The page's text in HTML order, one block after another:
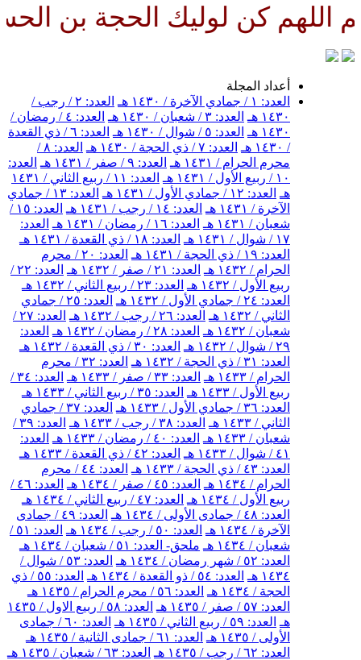
كن لوليك الحجة بن
أعداد المجلة
العدد: ١ / جمادي الآخرة / ١٤٣٠ هـ
العدد: ٢ / رجب /
١٤٣٠ هـ
العدد: ٣ / شعبان / ١٤٣٠ هـ
العدد: ٤ / رمضان /
١٤٣٠ هـ
العدد: ٥ / شوال / ١٤٣٠ هـ
العدد: ٦ / ذي القعدة
/ ١٤٣٠ هـ
العدد: ٧ / ذي الحجة / ١٤٣٠ هـ
العدد: ٨ /
محرم الحرام / ١٤٣١ هـ
العدد: ٩ / صفر / ١٤٣١ هـ
العدد:
١٠ / ربيع الأول / ١٤٣١ هـ
العدد: ١١ / ربيع الثاني / ١٤٣١
هـ العدد: ١٢ / جمادي الأول / ١٤٣١ هـ
العدد: ١٣ / جمادي
الآخرة / ١٤٣١ هـ
العدد: ١٤ / رجب / ١٤٣١ هـ
العدد: ١٥ /
شعبان / ١٤٣١ هـ
العدد: ١٦ / رمضان / ١٤٣١ هـ
العدد:
١٧ / شوال / ١٤٣١ هـ
العدد: ١٨ / ذي القعدة / ١٤٣١ هـ
العدد: ١٩ / ذي الحجة / ١٤٣١ هـ
العدد: ٢٠ / محرم
الحرام / ١٤٣٢ هـ
العدد: ٢١ / صفر / ١٤٣٢ هـ
العدد: ٢٢ /
ربيع الأول / ١٤٣٢ هـ
العدد: ٢٣ / ربيع الثاني / ١٤٣٢ هـ
العدد: ٢٤ / جمادي الأول / ١٤٣٢ هـ
العدد: ٢٥ / جمادي
الثاني / ١٤٣٢ هـ
العدد: ٢٦ / رجب / ١٤٣٢ هـ
العدد: ٢٧ /
شعبان / ١٤٣٢ هـ
العدد: ٢٨ / رمضان / ١٤٣٢ هـ
العدد:
٢٩ / شوال / ١٤٣٢ هـ
العدد: ٣٠ / ذي القعدة / ١٤٣٢ هـ
العدد: ٣١ / ذي الحجة / ١٤٣٢ هـ
العدد: ٣٢ / محرم
الحرام / ١٤٣٣ هـ
العدد: ٣٣ / صفر / ١٤٣٣ هـ
العدد: ٣٤ /
ربيع الأول / ١٤٣٣ هـ
العدد: ٣٥ / ربيع الثاني / ١٤٣٣ هـ
العدد: ٣٦ / جمادي الأول / ١٤٣٣ هـ
العدد: ٣٧ / جمادي
الثاني / ١٤٣٣ هـ
العدد: ٣٨ / رجب / ١٤٣٣ هـ
العدد: ٣٩ /
شعبان / ١٤٣٣ هـ
العدد: ٤٠ / رمضان / ١٤٣٣ هـ
العدد:
٤١ / شوال / ١٤٣٣ هـ
العدد: ٤٢ / ذي القعدة / ١٤٣٣ هـ
العدد: ٤٣ / ذي الحجة / ١٤٣٣ هـ
العدد: ٤٤ / محرم
الحرام / ١٤٣٤ هـ
العدد: ٤٥ / صفر / ١٤٣٤ هـ
العدد: ٤٦ /
ربيع الأول / ١٤٣٤ هـ
العدد: ٤٧ / ربيع الثاني / ١٤٣٤ هـ
العدد: ٤٨ / جمادى الأولى / ١٤٣٤ هـ
العدد: ٤٩ / جمادى
الآخرة / ١٤٣٤ هـ
العدد: ٥٠ / رجب / ١٤٣٤ هـ
العدد: ٥١ /
شعبان / ١٤٣٤ هـ
ملحق- العدد: ٥١ / شعبان / ١٤٣٤ هـ
العدد: ٥٢ / شهر رمضان / ١٤٣٤ هـ
العدد: ٥٣ / شوال /
١٤٣٤ هـ
العدد: ٥٤ / ذو القعدة / ١٤٣٤ هـ
العدد: ٥٥ / ذي
الحجة / ١٤٣٤ هـ
العدد: ٥٦ / محرم الحرام / ١٤٣٥ هـ
العدد: ٥٧ / صفر / ١٤٣٥ هـ
العدد: ٥٨ / ربيع الاول / ١٤٣٥
هـ العدد: ٥٩ / ربيع الثاني / ١٤٣٥ هـ
العدد: ٦٠ / جمادى
الأولى / ١٤٣٥ هـ
العدد: ٦١ / جمادى الثانية / ١٤٣٥ هـ
العدد: ٦٢ / رجب / ١٤٣٥ هـ
العدد: ٦٣ / شعبان / ١٤٣٥ هـ